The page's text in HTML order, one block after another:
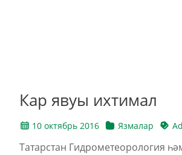
Кар явуы ихтимал
10 октябрь 2016 Язмалар
Татарстан Гидрометеорология